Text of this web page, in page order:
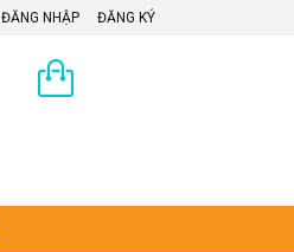
ĐĂNG NHẬP ĐĂNG KÝ